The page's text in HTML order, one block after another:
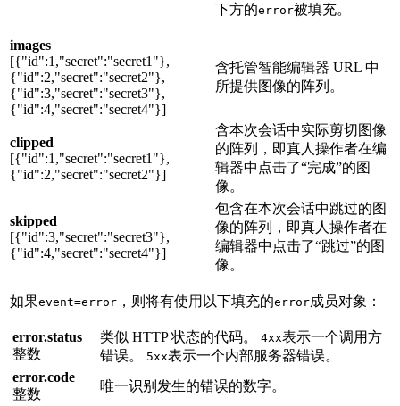
下方的error被填充。
images
[{"id":1,"secret":"secret1"},
{"id":2,"secret":"secret2"},
{"id":3,"secret":"secret3"},
{"id":4,"secret":"secret4"}]
含托管智能编辑器 URL 中
所提供图像的阵列。
clipped
[{"id":1,"secret":"secret1"},
{"id":2,"secret":"secret2"}]
含本次会话中实际剪切图像
的阵列，即真人操作者在编
辑器中点击了“完成”的图
像。
skipped
[{"id":3,"secret":"secret3"},
{"id":4,"secret":"secret4"}]
包含在本次会话中跳过的图
像的阵列，即真人操作者在
编辑器中点击了“跳过”的图
像。
如果event=error ，则将有使用以下填充的error成员对象：
error.status
整数
类似 HTTP 状态的代码。 4xx表示一个调用方
错误。
5xx表示一个内部服务器错误。
error.code
整数
唯一识别发生的错误的数字。